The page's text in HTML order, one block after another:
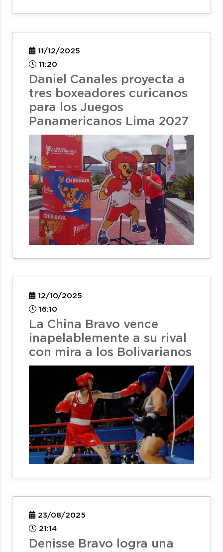
11/12/2025
11:20
Daniel Canales proyecta a
tres boxeadores curicanos
para los Juegos
Panamericanos Lima 2027
12/10/2025
16:10
La China Bravo vence
inapelablemente a su rival
con mira a los Bolivarianos
23/08/2025
21:14
Denisse Bravo logra una